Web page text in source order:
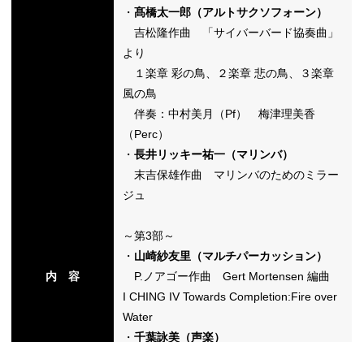
内 容
・ 髙橋太一郎（アルトサクソフォーン）
吉松隆作曲 「サイバーバード協奏曲」
より
１楽章 彩の鳥、２楽章 悲の鳥、３楽章
風の鳥
伴奏：中村美月（Pf） 梅津理美香
（Perc）
・ 長井リッキー祐一（マリンバ）
末吉保雄作曲 マリンバのためのミラー
ジュ
～第3部～
・ 山崎紗友里（マルチパーカッション）
P.ノアゴー作曲 Gert Mortensen 編曲
I CHING IV Towards Completion:Fire over
Water
・ 千葉詠美（声楽）